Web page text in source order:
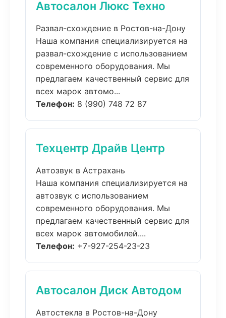
Автосалон Люкс Техно
Развал-схождение в Ростов-на-Дону
Наша компания специализируется на
развал-схождение с использованием
современного оборудования. Мы
предлагаем качественный сервис для
всех марок автомо...
Телефон: 8 (990) 748 72 87
Техцентр Драйв Центр
Автозвук в Астрахань
Наша компания специализируется на
автозвук с использованием
современного оборудования. Мы
предлагаем качественный сервис для
всех марок автомобилей....
Телефон: +7-927-254-23-23
Автосалон Диск Автодом
Автостекла в Ростов-на-Дону